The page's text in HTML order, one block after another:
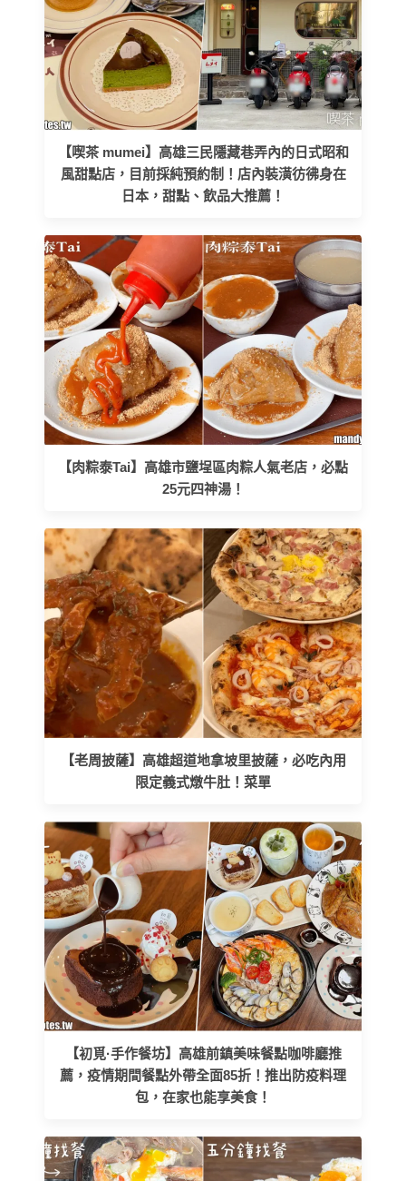
【喫茶 mumei】高雄三民隱藏巷弄內的日式昭和
風甜點店，目前採純預約制！店內裝潢彷彿身在
日本，甜點、飲品大推薦！
【肉粽泰Tai】高雄市鹽埕區肉粽人氣老店，必點
25元四神湯！
【老周披薩】高雄超道地拿坡里披薩，必吃內用
限定義式燉牛肚！菜單
【初覓·手作餐坊】高雄前鎮美味餐點咖啡廳推
薦，疫情期間餐點外帶全面85折！推出防疫料理
包，在家也能享美食！